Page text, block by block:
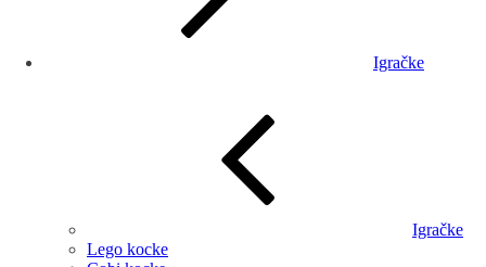
Igračke
Igračke
Lego kocke